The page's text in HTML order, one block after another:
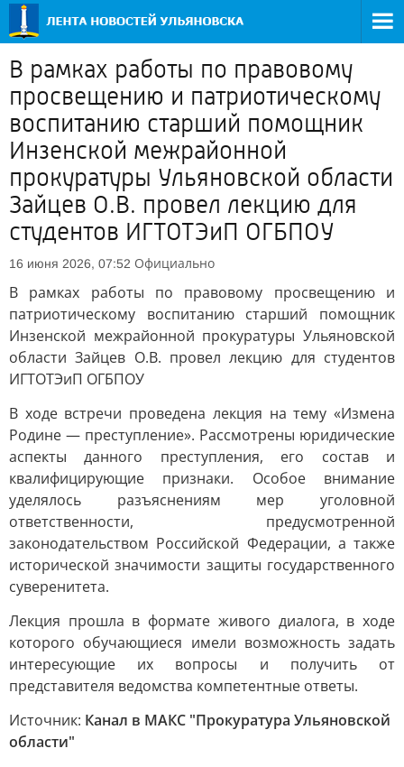
В рамках работы по правовому
просвещению и патриотическому
воспитанию старший помощник
Инзенской межрайонной
прокуратуры Ульяновской области
Зайцев О.В. провел лекцию для
студентов ИГТОТЭиП ОГБПОУ
16 июня 2026, 07:52 Официально
В рамках работы по правовому просвещению и
патриотическому воспитанию старший помощник
Инзенской межрайонной прокуратуры Ульяновской
области Зайцев О.В. провел лекцию для студентов
ИГТОТЭиП ОГБПОУ
В ходе встречи проведена лекция на тему «Измена
Родине — преступление». Рассмотрены юридические
аспекты данного преступления, его состав и
квалифицирующие признаки. Особое внимание
уделялось разъяснениям мер уголовной
ответственности, предусмотренной
законодательством Российской Федерации, а также
исторической значимости защиты государственного
суверенитета.
Лекция прошла в формате живого диалога, в ходе
которого обучающиеся имели возможность задать
интересующие их вопросы и получить от
представителя ведомства компетентные ответы.
Источник: Канал в МАКС "Прокуратура Ульяновской
области"